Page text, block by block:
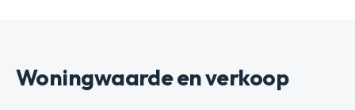
Woningwaarde en verkoop